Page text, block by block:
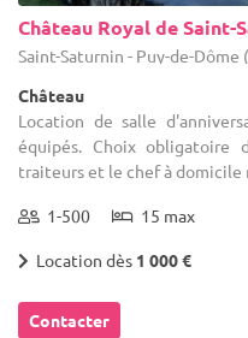
Château Royal de Saint-
Saint-Saturnin - Puy-de-Dôme
Château
Location de salle
équipés. Choix obligatoire
traiteurs et le chef à domicile
1-500 15 max
Location dès 1 000 €
Contacter